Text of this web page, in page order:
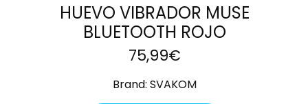
HUEVO VIBRADOR MUSE
BLUETOOTH ROJO
75,99€
Brand: SVAKOM